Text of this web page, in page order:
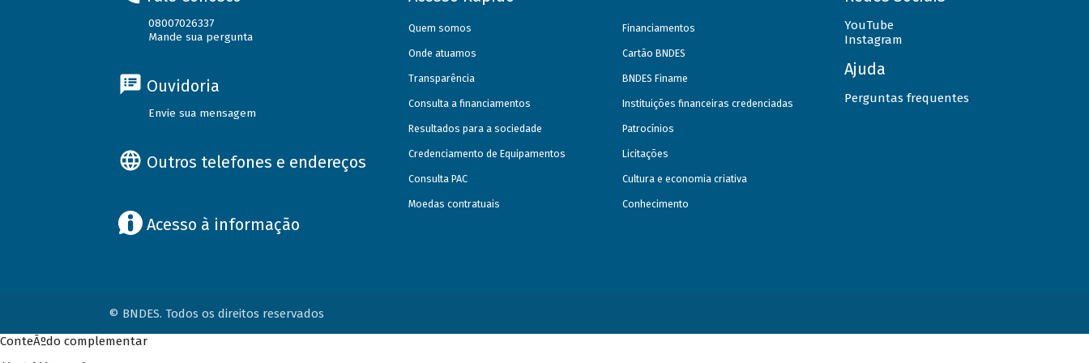
08007026337
Mande sua pergunta
Ouvidoria
Envie sua mensagem
Outros telefones e endereços
Acesso à informação
Quem somos
Onde atuamos
Transparência
Consulta a financiamentos
Resultados para a sociedade
Credenciamento de Equipamentos
Consulta PAC
Moedas contratuais
Financiamentos
Cartão BNDES
BNDES Finame
Instituições financeiras credenciadas
Patrocínios
Licitações
Cultura e economia criativa
Conhecimento
YouTube
Instagram
Ajuda
Perguntas frequentes
© BNDES. Todos os direitos reservados
ConteÃºdo complementar